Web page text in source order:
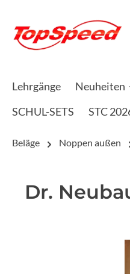
Lehrgänge Neuheiten
SCHUL-SETS
STC
Beläge Noppen außen
Dr.